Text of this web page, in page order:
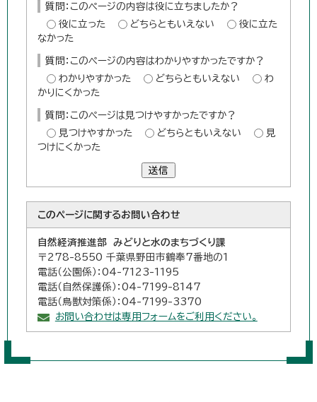
質問：このページの内容は役に立ちましたか？
役に立った
どちらともいえない
役に立た
なかった
質問：このページの内容はわかりやすかったですか？
わかりやすかった
どちらともいえない
わ
かりにくかった
質問：このページは見つけやすかったですか？
見つけやすかった
どちらともいえない
見
つけにくかった
送信
このページに関するお問い合わせ
自然経済推進部 みどりと水のまちづくり課
〒278-8550 千葉県野田市鶴奉7番地の1
電話（公園係）：04-7123-1195
電話（自然保護係）：04-7199-8147
電話（鳥獣対策係）：04-7199-3370
お問い合わせは専用フォームをご利用ください。